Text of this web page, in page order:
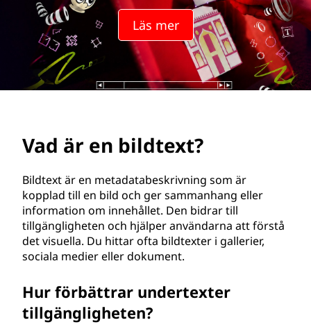
?
Läs mer
Vad är en bildtext?
Bildtext är en metadatabeskrivning som är
kopplad till en bild och ger sammanhang eller
information om innehållet. Den bidrar till
tillgängligheten och hjälper användarna att förstå
det visuella. Du hittar ofta bildtexter i gallerier,
sociala medier eller dokument.
Hur förbättrar undertexter
tillgängligheten?